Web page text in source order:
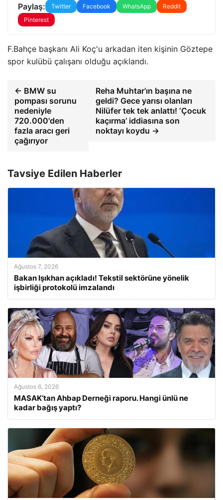
Paylaş: Twitter Facebook WhatsApp
Reddit
Pinterest
F.Bahçe başkanı Ali Koç'u arkadan iten kişinin Göztepe
spor kulübü çalışanı olduğu açıklandı.
← BMW su
pompası sorunu
nedeniyle
720.000'den
fazla aracı geri
çağırıyor
Reha Muhtar’ın başına ne
geldi? Gece yarısı olanları
Nilüfer tek tek anlattı! ‘Çocuk
kaçırma’ iddiasına son
noktayı koydu →
Tavsiye Edilen Haberler
Ağustos 7, 2026
Bakan Işıkhan açıkladı! Tekstil sektörüne yönelik
işbirliği protokolü imzalandı
Ağustos 6, 2026
MASAK’tan Ahbap Derneği raporu. Hangi ünlü ne
kadar bağış yaptı?